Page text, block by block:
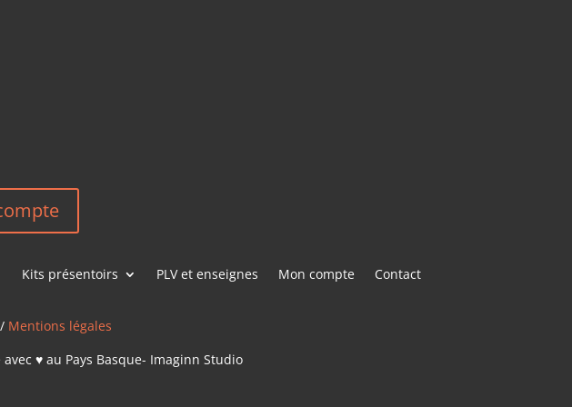
Kits présentoirs PLV et enseignes Mon compte Contact
/ Mentions légales
♥ au Pays Basque- Imaginn Studio